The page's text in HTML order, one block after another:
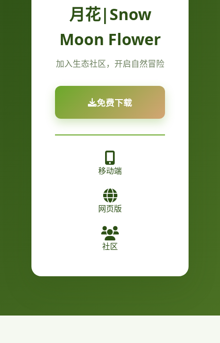
月花|Snow
Moon Flower
加入生态社区，开启自然冒险
免费下载
移动端
网页版
社区